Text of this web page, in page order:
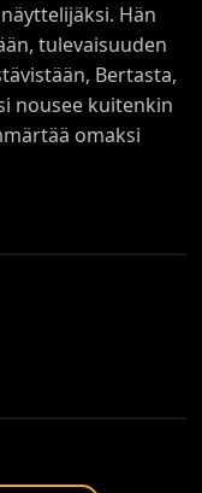
Hän
tulevaisuuden
Bertasta,
nousee kuitenkin
omaksi